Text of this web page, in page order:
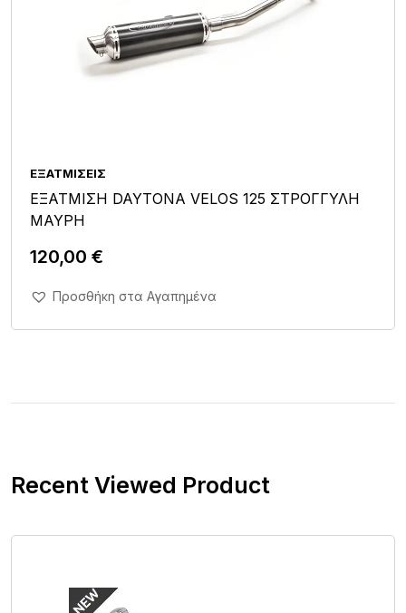
ΕΞΑΤΜΊΣΕΙΣ
ΕΞΑΤΜΙΣΗ DAYTONA VELOS 125 ΣΤΡΟΓΓΥΛΗ
ΜΑΥΡΗ
120,00 €
Άμεση Αγορά Σε 1'
Προσθήκη στα Αγαπημένα
Recent Viewed Product